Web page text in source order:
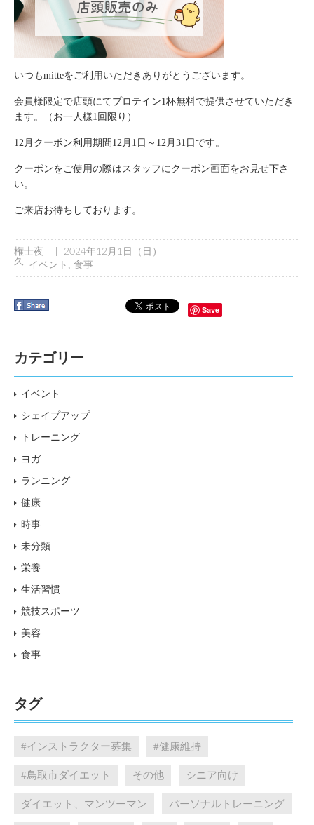
いつもmitteをご利用いただきありがとうございます。
会員様限定で店頭にてプロテイン1杯無料で提供させていただき
ます。（お一人様1回限り）
12月クーポン利用期間12月1日～12月31日です。
クーポンをご使用の際はスタッフにクーポン画面をお見せ下さ
い。
ご来店お待ちしております。
権士夜
久
2024年12月1日（日）
イベント 食事
Save
カテゴリー
イベント
シェイプアップ
トレーニング
ヨガ
ランニング
健康
時事
未分類
栄養
生活習慣
競技スポーツ
美容
食事
タグ
#インストラクター募集 #健康維持
#鳥取市ダイエット その他 シニア向け
ダイエット、マンツーマン パーソナルトレーニング